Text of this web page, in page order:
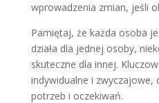
wprowadzenia zmian, jeśli
Pamiętaj, że każda osoba
działa dla jednej osoby,
skuteczne dla innej.
indywidualne i zwyczajowe,
potrzeb i oczekiwań.